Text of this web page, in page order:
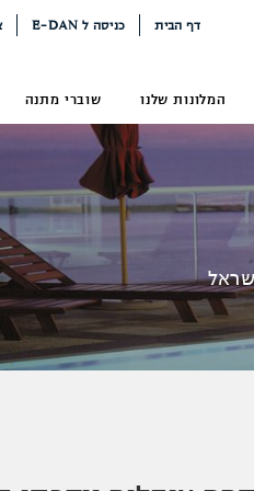
דף הבית כניסה ל E-DAN
המלונות שלנו שוברי מתנה